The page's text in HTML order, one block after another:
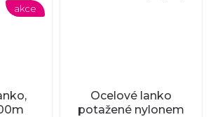
akce
Ocelové lanko
potažené nylonem